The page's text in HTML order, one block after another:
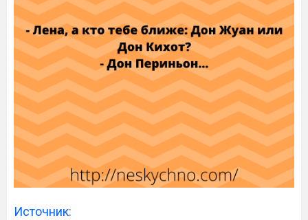
Источник: